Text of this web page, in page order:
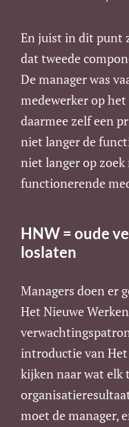
En juist in dit punt
dat tweede
De manager was
medewerker op
daarmee zelf een
niet langer de
niet langer op zoek
functionerende
HNW = oude
loslaten
Managers doen er
Het Nieuwe
introductie van Het
kijken naar wat elk
moet de manager,